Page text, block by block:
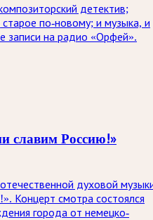
детектив;
по-новому; и музыка, и
записи на радио «Орфей».
славим Россию!»
духовой
Концерт смотра состоялся
города от немецко-